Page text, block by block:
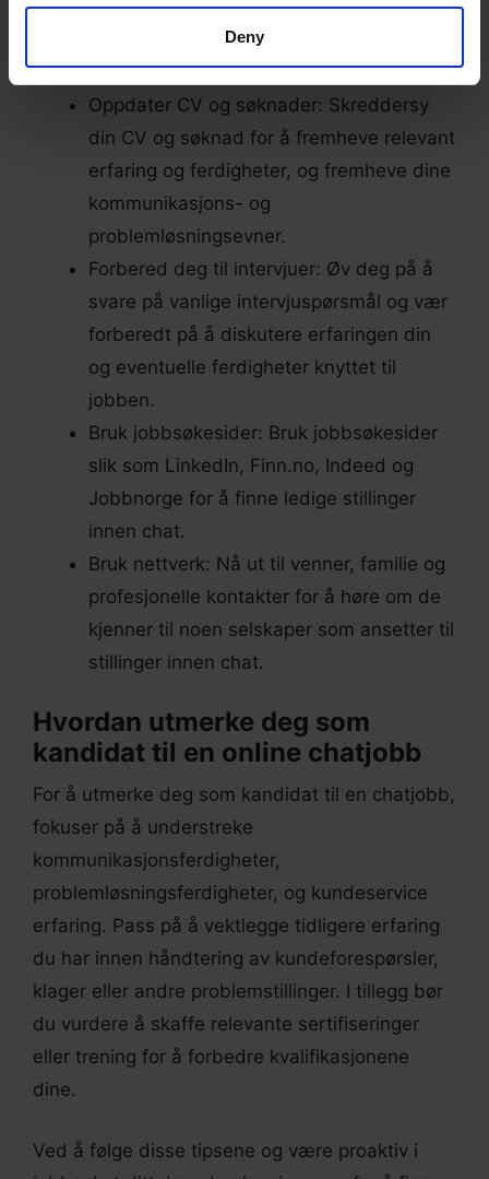
Deny
kreves. Se etter utlysninger på nettsider,
jobbsøkesider og sosiale
medieplattformer.
Oppdater CV og søknader: Skreddersy
din CV og søknad for å fremheve relevant
erfaring og ferdigheter, og fremheve dine
kommunikasjons- og
problemløsningsevner.
Forbered deg til intervjuer: Øv deg på å
svare på vanlige intervjuspørsmål og vær
forberedt på å diskutere erfaringen din
og eventuelle ferdigheter knyttet til
jobben.
Bruk jobbsøkesider: Bruk jobbsøkesider
slik som LinkedIn, Finn.no, Indeed og
Jobbnorge for å finne ledige stillinger
innen chat.
Bruk nettverk: Nå ut til venner, familie og
profesjonelle kontakter for å høre om de
kjenner til noen selskaper som ansetter til
stillinger innen chat.
Hvordan utmerke deg som
kandidat til en online chatjobb
For å utmerke deg som kandidat til en chatjobb,
fokuser på å understreke
kommunikasjonsferdigheter,
problemløsningsferdigheter, og kundeservice
erfaring. Pass på å vektlegge tidligere erfaring
du har innen håndtering av kundeforespørsler,
klager eller andre problemstillinger. I tillegg bør
du vurdere å skaffe relevante sertifiseringer
eller trening for å forbedre kvalifikasjonene
dine.
Ved å følge disse tipsene og være proaktiv i